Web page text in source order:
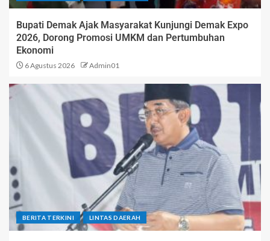
Bupati Demak Ajak Masyarakat Kunjungi Demak Expo
2026, Dorong Promosi UMKM dan Pertumbuhan
Ekonomi
6 Agustus 2026 Admin01
BERITA TERKINI LINTAS DAERAH